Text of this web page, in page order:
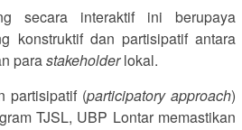
secara interaktif ini berupaya
konstruktif dan partisipatif antara
parastakeholderlokal.
partisipatif (participatory approach)
TJSL, UBP Lontar memastikan